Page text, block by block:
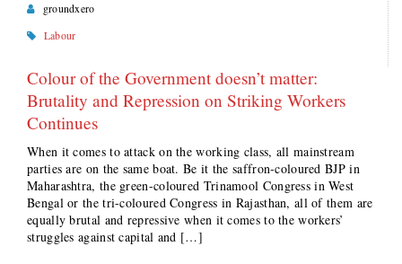
groundxero
Labour
Colour of the Government doesn’t matter:
Brutality and Repression on Striking Workers
Continues
When it comes to attack on the working class, all mainstream
parties are on the same boat. Be it the saffron-coloured BJP in
Maharashtra, the green-coloured Trinamool Congress in West
Bengal or the tri-coloured Congress in Rajasthan, all of them are
equally brutal and repressive when it comes to the workers’
struggles against capital and […]